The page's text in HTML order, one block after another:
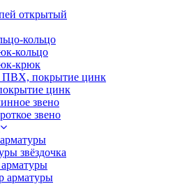
открытый
кольцо
кольцо
крюк
ПВХ, покрытие цинк
цинк
звено
звено
звёздочка
арматуры